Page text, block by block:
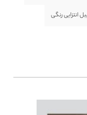
انتزایی رنگی